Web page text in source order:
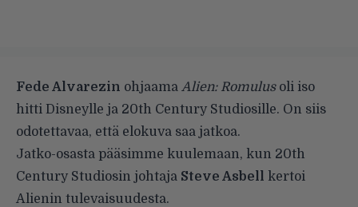
Fede Alvarezin ohjaama Alien: Romulusoli iso
hitti Disneylle ja 20th Century Studiosille. On siis
odotettavaa, että elokuva saa jatkoa.
Jatko-osasta pääsimme kuulemaan, kun 20th
Century Studiosin johtaja Steve Asbell kertoi
Alienin tulevaisuudesta.